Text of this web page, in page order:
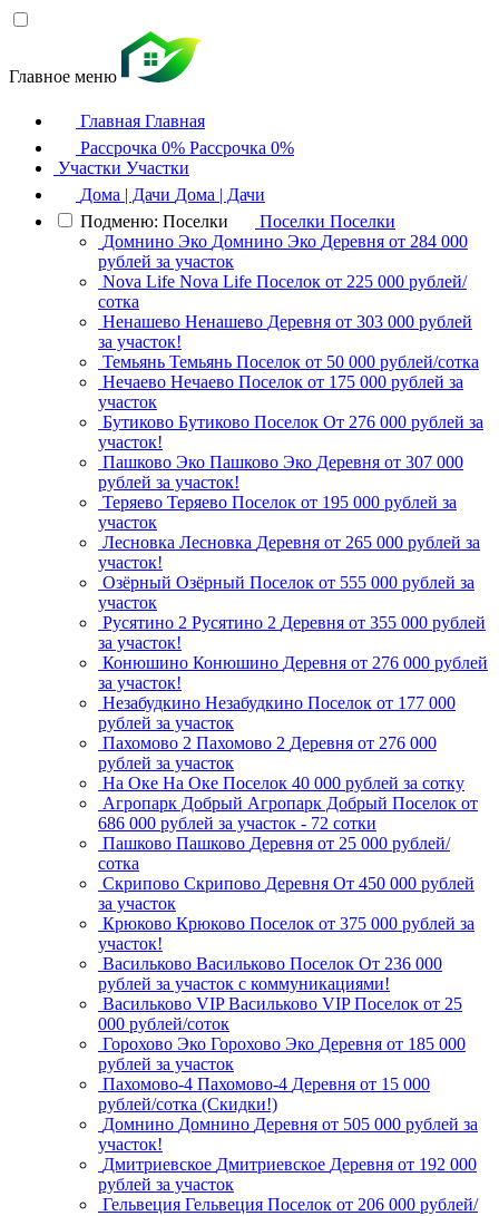
Главное меню
Главная Главная
Рассрочка 0% Рассрочка 0%
Участки Участки
Дома | Дачи Дома | Дачи
Подменю: Поселки
Поселки Поселки
Домнино Эко Домнино Эко Деревня от 284 000
рублей за участок
Nova Life Nova Life Поселок от 225 000 рублей/
сотка
Ненашево Ненашево Деревня от 303 000 рублей
за участок!
Темьянь Темьянь Поселок от 50 000 рублей/сотка
Нечаево Нечаево Поселок от 175 000 рублей за
участок
Бутиково Бутиково Поселок От 276 000 рублей за
участок!
Пашково Эко Пашково Эко Деревня от 307 000
рублей за участок!
Теряево Теряево Поселок от 195 000 рублей за
участок
Лесновка Лесновка Деревня от 265 000 рублей за
участок!
Озёрный Озёрный Поселок от 555 000 рублей за
участок
Русятино 2 Русятино 2 Деревня от 355 000 рублей
за участок!
Конюшино Конюшино Деревня от 276 000 рублей
за участок!
Незабудкино Незабудкино Поселок от 177 000
рублей за участок
Пахомово 2 Пахомово 2 Деревня от 276 000
рублей за участок
На Оке На Оке Поселок 40 000 рублей за сотку
Агропарк Добрый Агропарк Добрый Поселок от
686 000 рублей за участок - 72 сотки
Пашково Пашково Деревня от 25 000 рублей/
сотка
Скрипово Скрипово Деревня От 450 000 рублей
за участок
Крюково Крюково Поселок от 375 000 рублей за
участок!
Васильково Васильково Поселок От 236 000
рублей за участок с коммуникациями!
Васильково VIP Васильково VIP Поселок от 25
000 рублей/соток
Горохово Эко Горохово Эко Деревня от 185 000
рублей за участок
Пахомово-4 Пахомово-4 Деревня от 15 000
рублей/сотка (Скидки!)
Домнино Домнино Деревня от 505 000 рублей за
участок!
Дмитриевское Дмитриевское Деревня от 192 000
рублей за участок
Гельвеция Гельвеция Поселок от 206 000 рублей/